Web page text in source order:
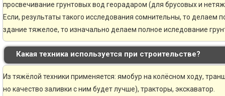
просвечивание грунтовых вод георадаром (для брусовых и
Если, результаты такого исследования сомнительны, то делаем
здание тяжелое, то изначально делаем полное иследование
Какая техника используется при строительстве?
Из тяжёлой техники применяется: ямобур на колёсном ходу,
но качество заливки с ним будет лучше), тракторы, экскаватор.